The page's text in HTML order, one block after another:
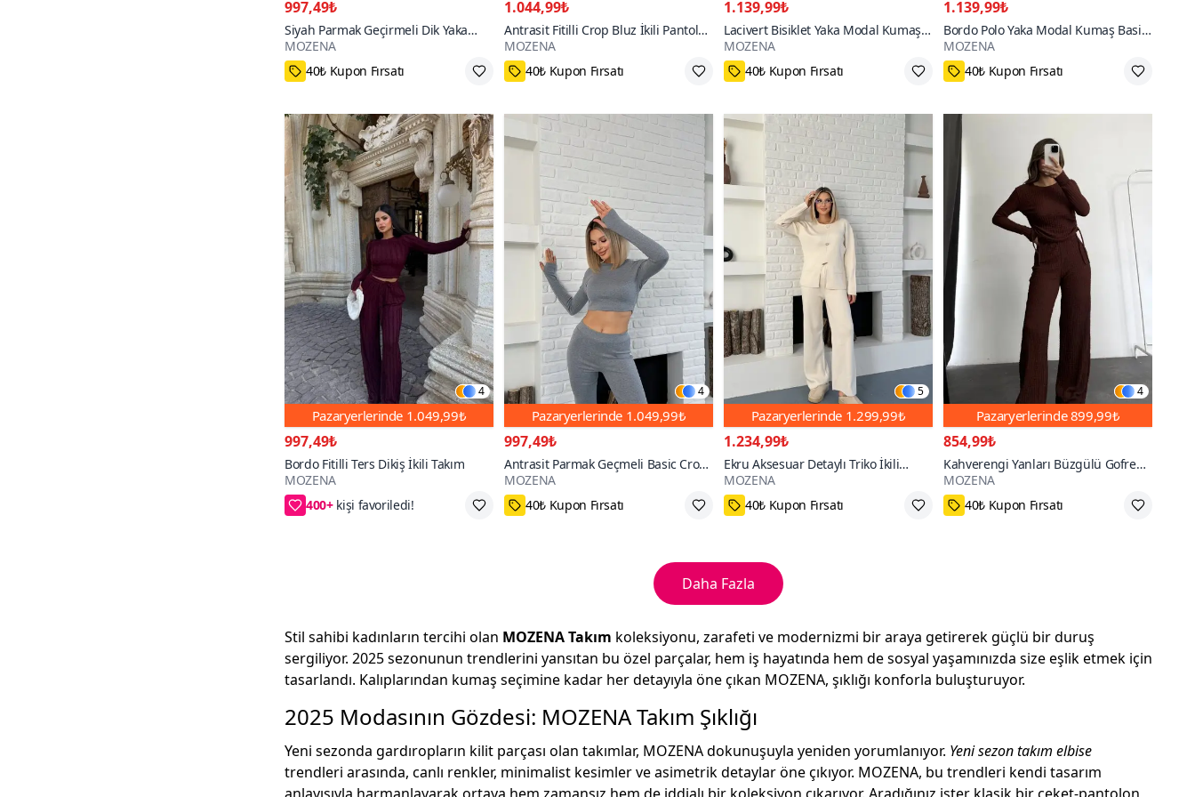
997,49₺
Siyah Parmak Geçirmeli Dik Yaka
Triko İkili Takım
MOZENA
53₺ daha az öde
1.044,99₺
Antrasit Fitilli Crop Bluz İkili Pantolon
Takım
MOZENA
55₺ daha az öde
1.139,99₺
Lacivert Bisiklet Yaka Modal Kumaş
Basic İkili Takım
MOZENA
60₺ daha az öde
1.139,99₺
Bordo Polo Yaka Modal Kumaş Basic
İkili Takım
MOZENA
60₺ daha az öde
4
Pazaryerlerinde 1.049,99₺
997,49₺
Bordo Fitilli Ters Dikiş İkili Takım
MOZENA
400+
40₺ Kupon Fırsatı
4
Pazaryerlerinde 1.049,99₺
997,49₺
Antrasit Parmak Geçmeli Basic Crop
Ve İspanyol Paça Tayt İkili Takım
MOZENA
53₺ daha az öde
5
Pazaryerlerinde 1.299,99₺
1.234,99₺
Ekru Aksesuar Detaylı Triko İkili
Takım
MOZENA
65₺ daha az öde
4
Pazaryerlerinde899,99₺
854,99₺
Kahverengi Yanları Büzgülü Gofre
Kumaş İkili Takım
MOZENA
45₺ daha az öde
Daha Fazla
Stil sahibi kadınların tercihi olan MOZENA Takım koleksiyonu, zarafeti ve modernizmi bir araya getirerek güçlü bir duruş
sergiliyor. 2025 sezonunun trendlerini yansıtan bu özel parçalar, hem iş hayatında hem de sosyal yaşamınızda size eşlik etmek için
tasarlandı. Kalıplarından kumaş seçimine kadar her detayıyla öne çıkan MOZENA, şıklığı konforla buluşturuyor.
2025 Modasının Gözdesi: MOZENA Takım Şıklığı
Yeni sezonda gardıropların kilit parçası olan takımlar, MOZENA dokunuşuyla yeniden yorumlanıyor. Yeni sezon takım elbise
trendleri arasında, canlı renkler, minimalist kesimler ve asimetrik detaylar öne çıkıyor. MOZENA, bu trendleri kendi tasarım